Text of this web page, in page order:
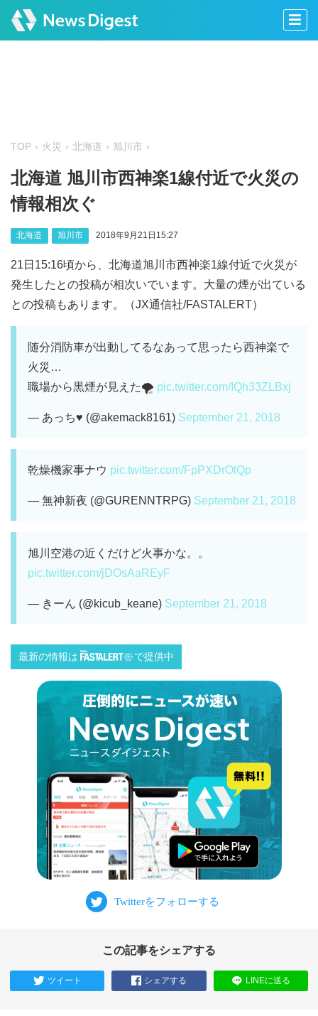
TOP 火災 北海道 旭川市
北海道 旭川市西神楽1線付近で火災の
情報相次ぐ
北海道 旭川市 2018年9月21日15:27
21日15:16頃から、北海道旭川市西神楽1線付近で火災が
発生したとの投稿が相次いでいます。大量の煙が出ている
との投稿もあります。（JX通信社/FASTALERT）
随分消防車が出動してるなあって思ったら西神楽で
火災…
職場から黒煙が見えた🌪 pic.twitter.com/IQh33ZLBxj
— あっち♥ (@akemack8161) September 21, 2018
乾燥機家事ナウ pic.twitter.com/FpPXDrOlQp
— 無神新夜 (@GURENNTRPG) September 21, 2018
旭川空港の近くだけど火事かな。。
pic.twitter.com/jDOsAaREyF
— きーん (@kicub_keane) September 21, 2018
最新の情報は で提供中
この記事をシェアする
ツイート シェアする LINEに送る